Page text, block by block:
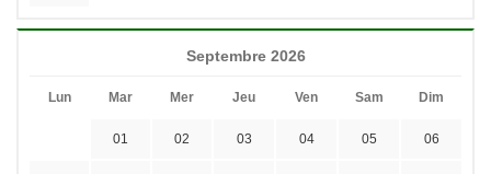
Septembre 2026
Lun Mar Mer Jeu Ven Sam Dim
01 02 03 04 05 06